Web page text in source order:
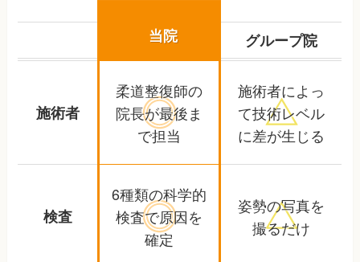
当院 グループ院
施術者
柔道整復師の
院長が最後ま
で担当
施術者によっ
て技術レベル
に差が生じる
検査
6種類の科学的
検査で原因を
確定
姿勢の写真を
撮るだけ